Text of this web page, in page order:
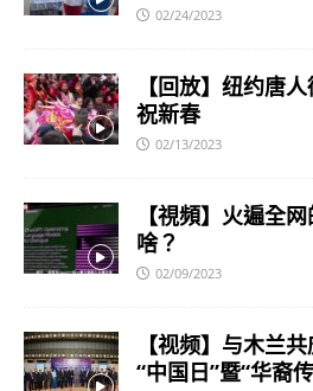
02/24/2023
【回放】纽约唐
祝新春
02/13/2023
【視頻】火遍全
啥？
02/09/2023
【视频】与木兰
“中国日”暨“华裔